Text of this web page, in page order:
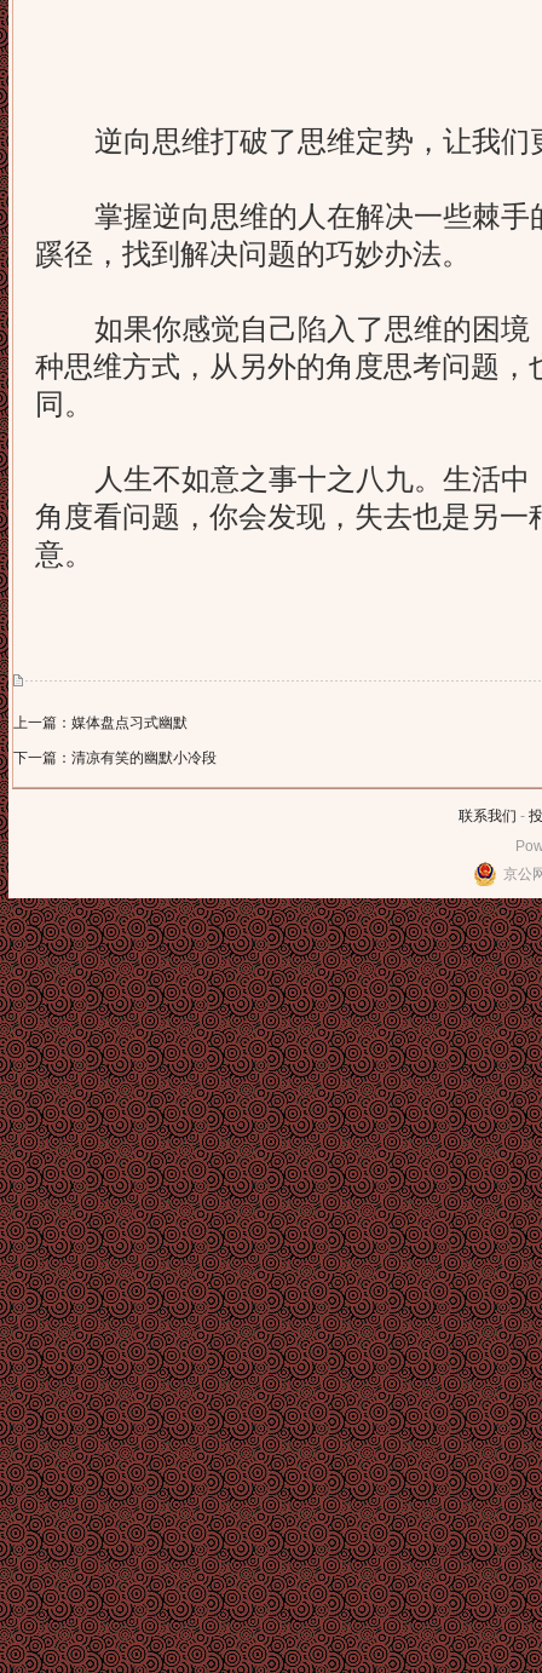
逆向思维打破了思维定势，让我们
掌握逆向思维的人在解决一些棘手
蹊径，找到解决问题的巧妙办法。
如果你感觉自己陷入了思维的困境
种思维方式，从另外的角度思考问题，
同。
人生不如意之事十之八九。生活中
角度看问题，你会发现，失去也是另一
意。
上一篇：媒体盘点习式幽默
下一篇：清凉有笑的幽默小冷段
联系我们 -
京公